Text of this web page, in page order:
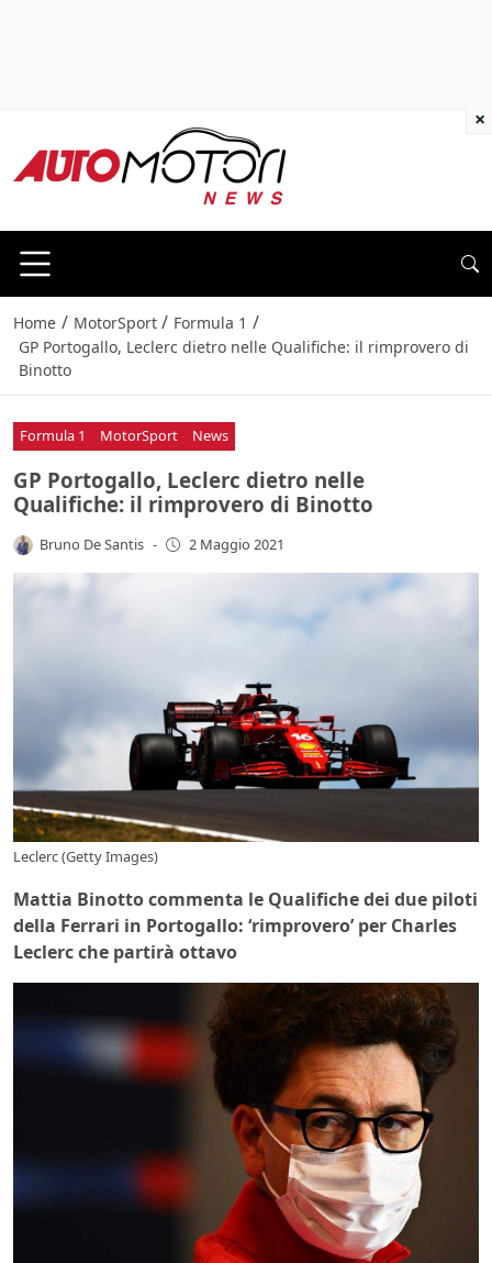
Home / MotorSport / Formula 1 /
GP Portogallo, Leclerc dietro nelle Qualifiche: il rimprovero di
Binotto
Formula 1 MotorSport News
GP Portogallo, Leclerc dietro nelle
Qualifiche: il rimprovero di Binotto
Bruno De Santis - 2 Maggio 2021
Leclerc (Getty Images)
Mattia Binotto commenta le Qualifiche dei due piloti
della Ferrari in Portogallo: ‘rimprovero’ per Charles
Leclerc che partirà ottavo
×